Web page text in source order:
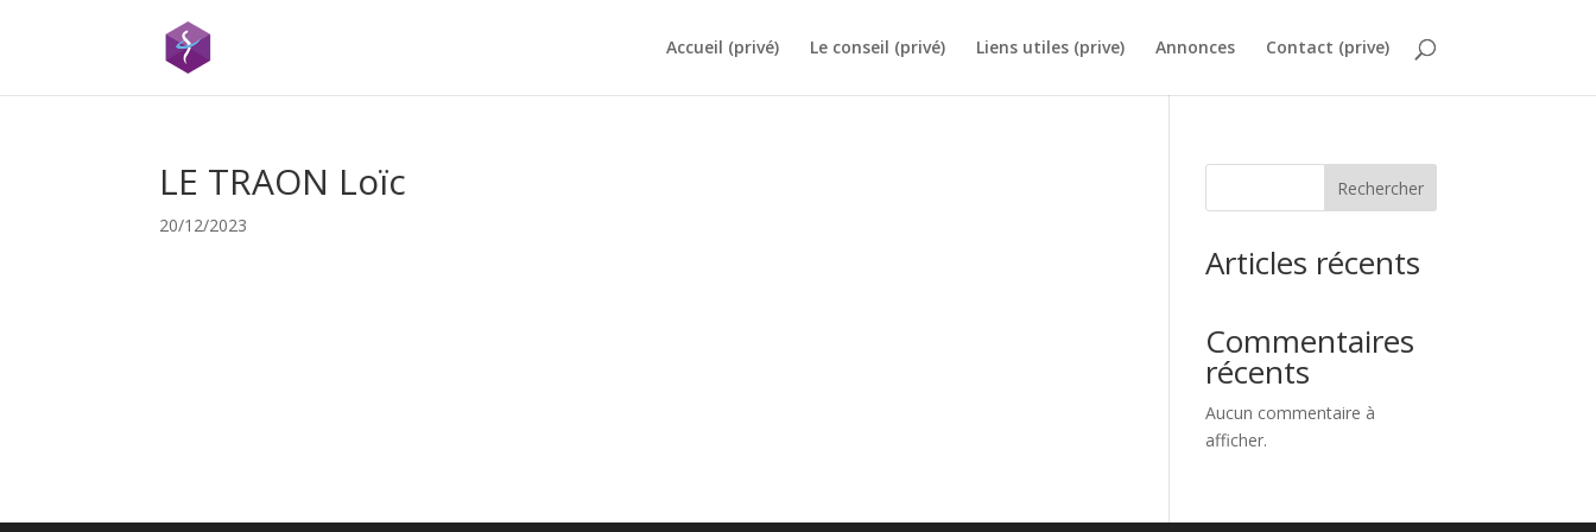
Accueil (privé) Le conseil (privé) Liens utiles (prive) Annonces Contact (prive)
LE TRAON Loïc
20/12/2023
Rechercher
Articles récents
Commentaires
récents
Aucun commentaire à
afficher.